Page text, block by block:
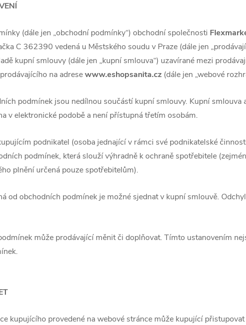
(dále jen „obchodní podmínky“) obchodní společnosti
C 362390 vedená u Městského soudu v Praze (dále jen
kupní smlouvy (dále jen „kupní smlouva“) uzavírané mezi
ho na adresewww.eshopsanita.cz (dále jen „webové
podmínek jsou nedílnou součástí kupní smlouvy. Kupní
v elektronické podobě a není přístupná třetím osobám.
podnikatel (osoba jednající v rámci své podnikatelské
podmínek, která slouží výhradně k ochraně spotřebitele
plnění určená pouze spotřebitelům).
od obchodních podmínek je možné sjednat v kupní smlouvě.
může prodávající měnit či doplňovat. Tímto ustanovením
kupujícího provedené na webové stránce může kupující